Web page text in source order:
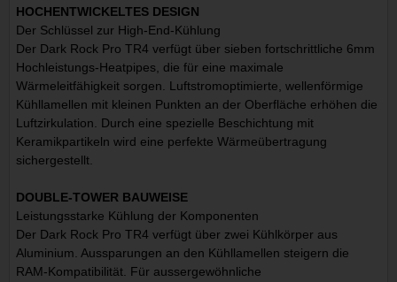
HOCHENTWICKELTES DESIGN
Der Schlüssel zur High-End-Kühlung
Der Dark Rock Pro TR4 verfügt über sieben fortschrittliche 6mm
Hochleistungs-Heatpipes, die für eine maximale
Wärmeleitfähigkeit sorgen. Luftstromoptimierte, wellenförmige
Kühllamellen mit kleinen Punkten an der Oberfläche erhöhen die
Luftzirkulation. Durch eine spezielle Beschichtung mit
Keramikpartikeln wird eine perfekte Wärmeübertragung
sichergestellt.
DOUBLE-TOWER BAUWEISE
Leistungsstarke Kühlung der Komponenten
Der Dark Rock Pro TR4 verfügt über zwei Kühlkörper aus
Aluminium. Aussparungen an den Kühllamellen steigern die
RAM-Kompatibilität. Für aussergewöhnliche